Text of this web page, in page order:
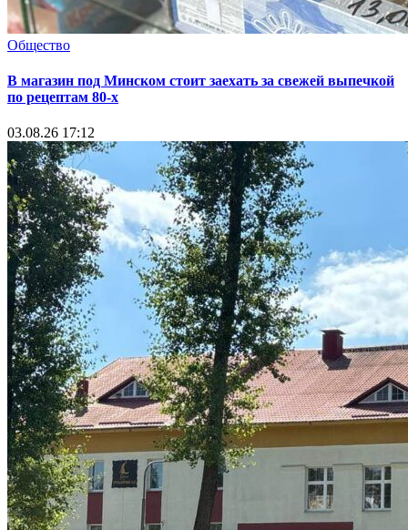
Общество
В магазин под Минском стоит заехать за свежей выпечкой
по рецептам 80-х
03.08.26 17:12